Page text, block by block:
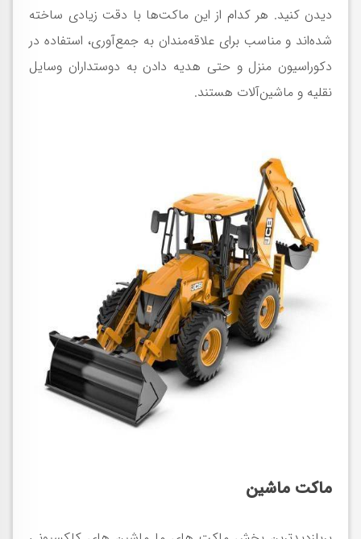
دیدن کنید. هر کدام از این ماکت‌ها با دقت زیادی ساخته
شده‌اند و مناسب برای علاقه‌مندان به جمع‌آوری، استفاده در
دکوراسیون منزل و حتی هدیه دادن به دوستداران وسایل
نقلیه و ماشین‌آلات هستند.
ماکت‌ ماشین